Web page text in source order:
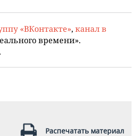
«ВКонтакте», канал в
времени».
.
Распечатать материал